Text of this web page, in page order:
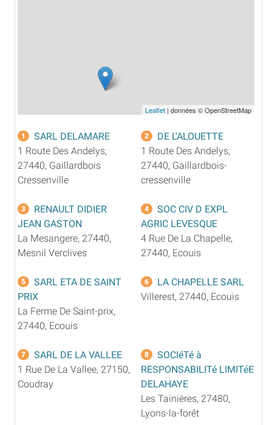
Leaflet | données © OpenStreetMap
1
SARL DELAMARE
1 Route Des Andelys,
27440, Gaillardbois
Cressenville
2
DE L'ALOUETTE
1 Route Des Andelys,
27440, Gaillardbois-
cressenville
3
RENAULT DIDIER
JEAN GASTON
La Mesangere, 27440,
Mesnil Verclives
4
SOC CIV D EXPL
AGRIC LEVESQUE
4 Rue De La Chapelle,
27440, Ecouis
5
SARL ETA DE SAINT
PRIX
La Ferme De Saint-prix,
27440, Ecouis
6
LA CHAPELLE SARL
Villerest, 27440, Ecouis
7
SARL DE LA VALLEE
1 Rue De La Vallee, 27150,
Coudray
8
SOCIéTé à
RESPONSABILITé LIMITéE
DELAHAYE
Les Tainières, 27480,
Lyons-la-forêt